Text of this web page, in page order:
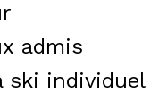
admis
ski individuel